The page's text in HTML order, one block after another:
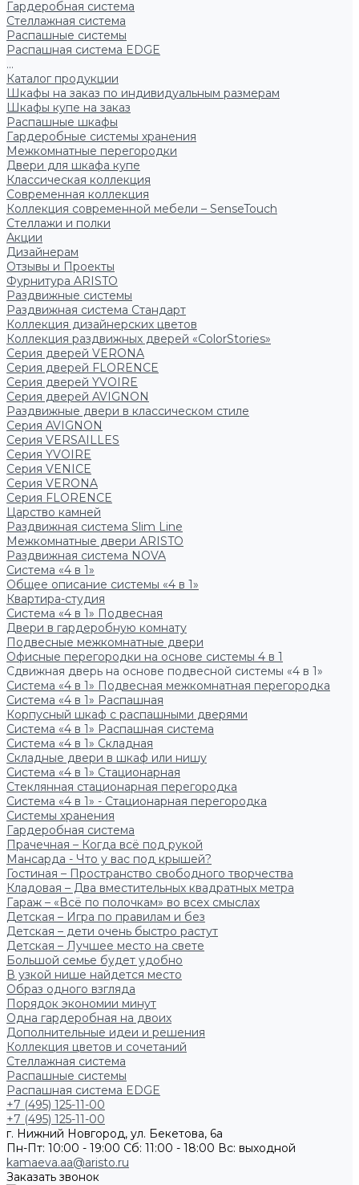
Гардеробная система
Стеллажная система
Распашные системы
Распашная система EDGE
...
Каталог продукции
Шкафы на заказ по индивидуальным размерам
Шкафы купе на заказ
Распашные шкафы
Гардеробные системы хранения
Межкомнатные перегородки
Двери для шкафа купе
Классическая коллекция
Современная коллекция
Коллекция современной мебели – SenseTouch
Стеллажи и полки
Акции
Дизайнерам
Отзывы и Проекты
Фурнитура ARISTO
Раздвижные системы
Раздвижная система Стандарт
Коллекция дизайнерских цветов
Коллекция раздвижных дверей «ColorStories»
Серия дверей VERONA
Серия дверей FLORENCE
Серия дверей YVOIRE
Серия дверей AVIGNON
Раздвижные двери в классическом стиле
Серия AVIGNON
Серия VERSAILLES
Серия YVOIRE
Серия VENICE
Серия VERONA
Серия FLORENCE
Царство камней
Раздвижная система Slim Line
Межкомнатные двери ARISTO
Раздвижная система NOVA
Система «4 в 1»
Общее описание системы «4 в 1»
Квартира-студия
Система «4 в 1» Подвесная
Двери в гардеробную комнату
Подвесные межкомнатные двери
Офисные перегородки на основе системы 4 в 1
Сдвижная дверь на основе подвесной системы «4 в 1»
Система «4 в 1» Подвесная межкомнатная перегородка
Система «4 в 1» Распашная
Корпусный шкаф с распашными дверями
Система «4 в 1» Распашная система
Система «4 в 1» Складная
Складные двери в шкаф или нишу
Система «4 в 1» Стационарная
Стеклянная стационарная перегородка
Система «4 в 1» - Стационарная перегородка
Системы хранения
Гардеробная система
Прачечная – Когда всё под рукой
Мансарда - Что у вас под крышей?
Гостиная – Пространство свободного творчества
Кладовая – Два вместительных квадратных метра
Гараж – «Всё по полочкам» во всех смыслах
Детская – Игра по правилам и без
Детская – дети очень быстро растут
Детская – Лучшее место на свете
Большой семье будет удобно
В узкой нише найдется место
Образ одного взгляда
Порядок экономии минут
Одна гардеробная на двоих
Дополнительные идеи и решения
Коллекция цветов и сочетаний
Стеллажная система
Распашные системы
Распашная система EDGE
+7 (495) 125-11-00
+7 (495) 125-11-00
г. Нижний Новгород, ул. Бекетова, 6а
Пн-Пт: 10:00 - 19:00 Сб: 11:00 - 18:00 Вс: выходной
kamaeva.aa@aristo.ru
Заказать звонок